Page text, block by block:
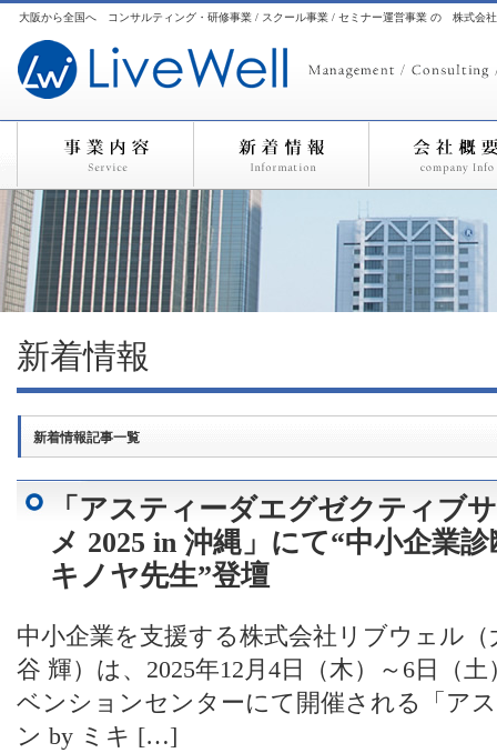
大阪から全国へ コンサルティング・研修事業 / スクール事業 / セミナー運営事業 の 株式会
新着情報
新着情報記事一覧
「アスティーダエグゼクティブ
メ 2025 in 沖縄」にて“中小企業
キノヤ先生”登壇
中小企業を支援する株式会社リブウェル
谷 輝）は、2025年12月4日（木）～6日（
ベンションセンターにて開催される「ア
ン by ミキ […]